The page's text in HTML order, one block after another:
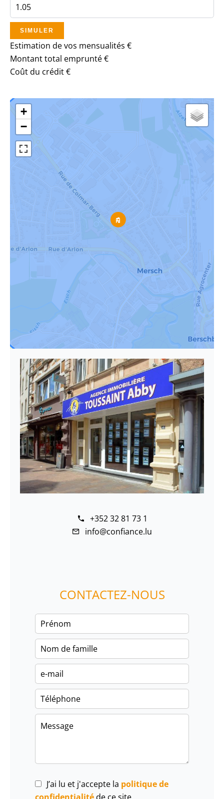
SIMULER
Estimation de vos mensualités €
Montant total emprunté€
Coût du crédit€
+
−
+352 32 81 73 1
info@confiance.lu
CONTACTEZ-NOUS
J’ai lu et j'accepte la politique de
confidentialitéde ce site